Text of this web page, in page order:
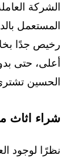
الشركة
المستعمل
رخيص جدًا
أعلى، حتى
الحسين تشتري
شراء اثاث
نظرًا لوجود